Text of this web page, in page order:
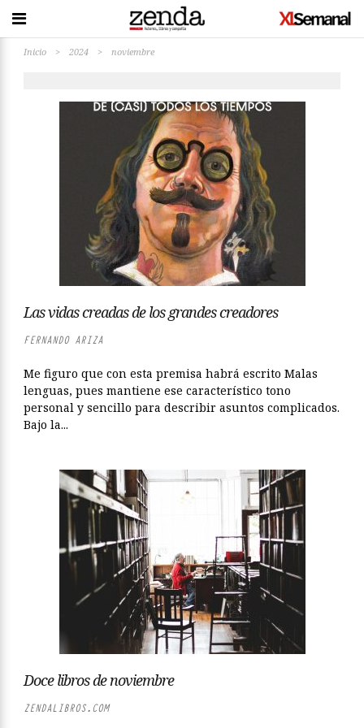
Inicio > 2024 > noviembre
Las vidas creadas de los grandes creadores
FERNANDO ARIZA
Me figuro que con esta premisa habrá escrito Malas
lenguas, pues mantiene ese característico tono
personal y sencillo para describir asuntos complicados.
Bajo la...
Doce libros de noviembre
ZENDALIBROS.COM